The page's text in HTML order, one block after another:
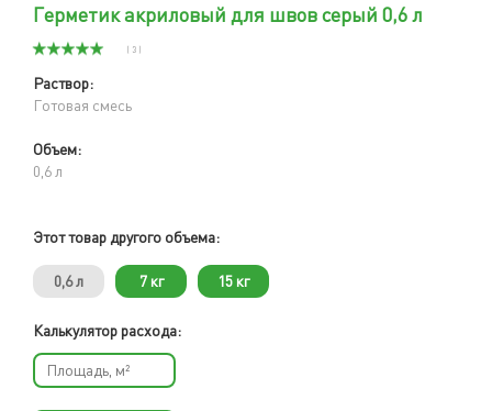
Герметик акриловый для швов серый 0,6 л
( 3 )
Раствор:
Готовая смесь
Объем:
0,6 л
Этот товар другого объема:
0,6 л 7 кг 15 кг
Калькулятор расхода: